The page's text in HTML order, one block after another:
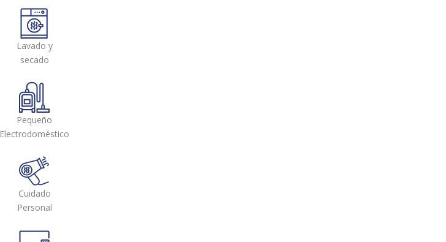
Lavado y
secado
Pequeño
Electrodoméstico
Cuidado
Personal